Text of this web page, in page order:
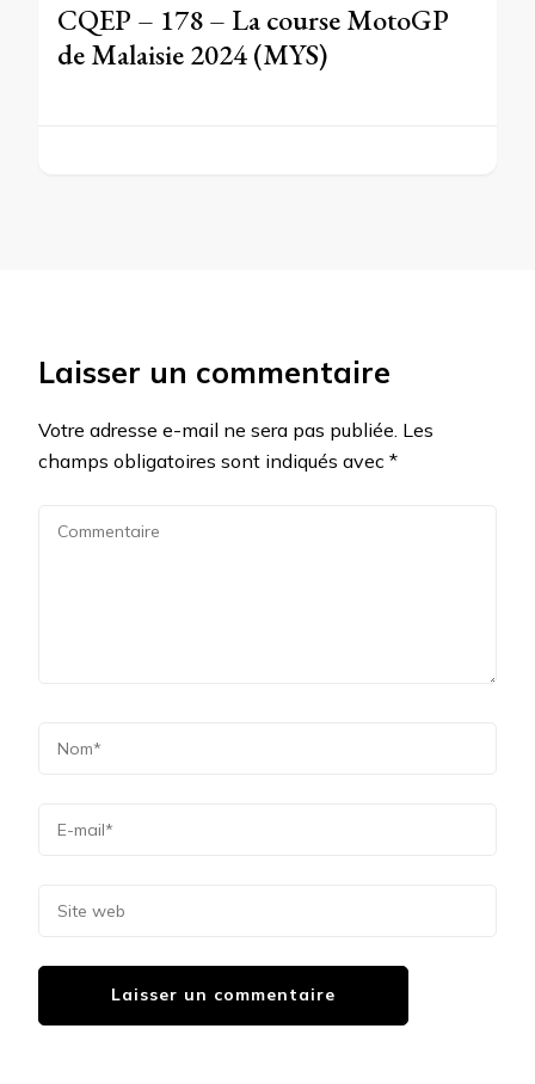
CQEP – 178 – La course MotoGP
de Malaisie 2024 (MYS)
Laisser un commentaire
Votre adresse e-mail ne sera pas publiée. Les
champs obligatoires sont indiqués avec *